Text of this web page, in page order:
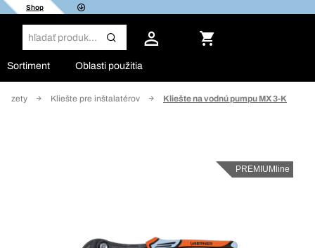
Shop
Sortiment Oblasti použitia
Kliešte pre inštalatérov Kliešte na vodnú pumpu MX 3-K
PREMIUMline